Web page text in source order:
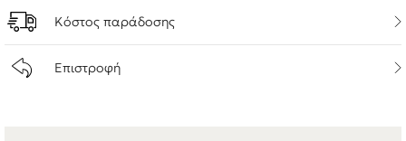
Κόστος παράδοσης
Επιστροφή